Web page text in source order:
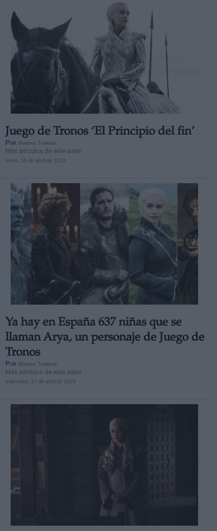
Juego de Tronos ‘El Principio del fin’
Por Marina Torreira
Más artículos de este autor
lunes, 15 de abril de 2019
Ya hay en España 637 niñas que se
llaman Arya, un personaje de Juego de
Tronos
Por Marina Torreira
Más artículos de este autor
miércoles, 17 de abril de 2019